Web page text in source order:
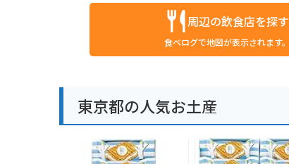
周辺の飲食店を探す
食べログで地図が表示されます。
東京都の人気お土産